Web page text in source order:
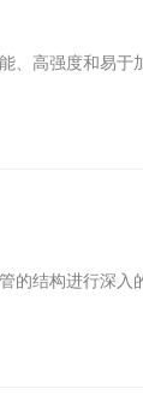
、高强度和易于
的结构进行深入